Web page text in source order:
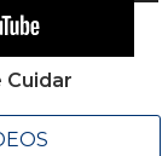
Cuidar